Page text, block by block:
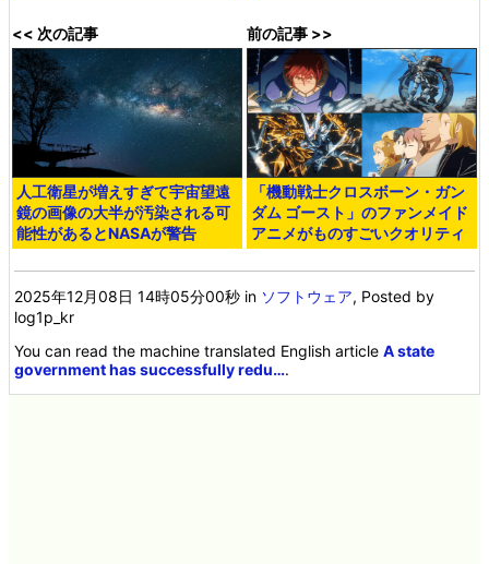
<< 次の記事
人工衛星が増えすぎて宇宙望遠
鏡の画像の大半が汚染される可
能性があるとNASAが警告
前の記事 >>
「機動戦士クロスボーン・ガン
ダム ゴースト」のファンメイド
アニメがものすごいクオリティ
2025年12月08日 14時05分00秒 in ソフトウェア, Posted by
log1p_kr
You can read the machine translated English articleA state
government has successfully redu….